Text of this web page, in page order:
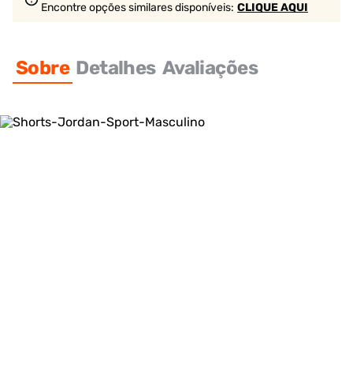
Encontre opções similaresdisponíveis: CLIQUE AQUI
Sobre Detalhes Avaliações